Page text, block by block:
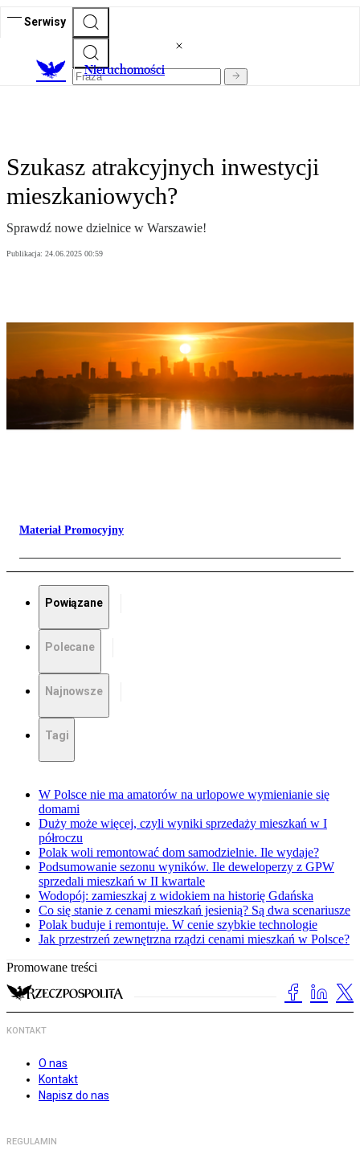
Serwisy
Nieruchomości
Szukasz atrakcyjnych inwestycji
mieszkaniowych?
Sprawdź nowe dzielnice w Warszawie!
Publikacja: 24.06.2025 00:59
Materiał Promocyjny
Powiązane
Polecane
Najnowsze
Tagi
W Polsce nie ma amatorów na urlopowe wymienianie się
domami
Duży może więcej, czyli wyniki sprzedaży mieszkań w I
półroczu
Polak woli remontować dom samodzielnie. Ile wydaje?
Podsumowanie sezonu wyników. Ile deweloperzy z GPW
sprzedali mieszkań w II kwartale
Wodopój: zamieszkaj z widokiem na historię Gdańska
Co się stanie z cenami mieszkań jesienią? Są dwa scenariusze
Polak buduje i remontuje. W cenie szybkie technologie
Jak przestrzeń zewnętrzna rządzi cenami mieszkań w Polsce?
Promowane treści
KONTAKT
O nas
Kontakt
Napisz do nas
REGULAMIN